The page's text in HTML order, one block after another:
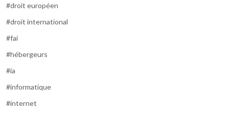
#droit européen
#droit international
#fai
#hébergeurs
#ia
#informatique
#internet